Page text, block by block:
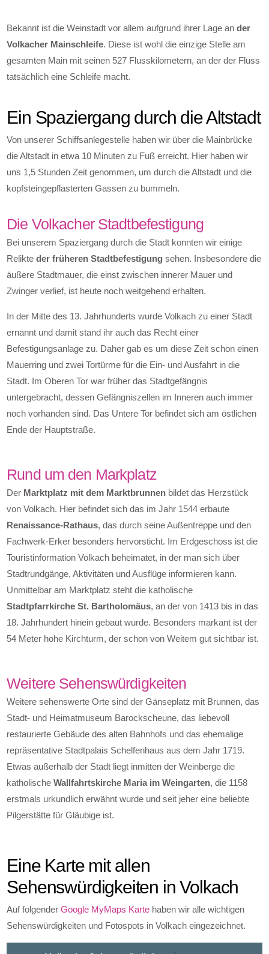
Bekannt ist die Weinstadt vor allem aufgrund ihrer Lage ander
Volkacher Mainschleife. Diese ist wohl die einzige Stelle am
gesamten Main mit seinen 527 Flusskilometern, an der der Fluss
tatsächlich eine Schleife macht.
Ein Spaziergang durch die Altstadt
Von unserer Schiffsanlegestelle haben wir über die Mainbrücke
die Altstadt in etwa 10 Minuten zu Fuß erreicht. Hier haben wir
uns 1,5 Stunden Zeit genommen, um durch die Altstadt und die
kopfsteingepflasterten Gassen zu bummeln.
Die Volkacher Stadtbefestigung
Bei unserem Spaziergang durch die Stadt konnten wir einige
Relikteder früheren Stadtbefestigung sehen. Insbesondere die
äußere Stadtmauer, die einst zwischen innerer Mauer und
Zwinger verlief, ist heute noch weitgehend erhalten.
In der Mitte des 13. Jahrhunderts wurde Volkach zu einer Stadt
ernannt und damit stand ihr auch das Recht einer
Befestigungsanlage zu. Daher gab es um diese Zeit schon einen
Mauerring und zwei Tortürme für die Ein- und Ausfahrt in die
Stadt. Im Oberen Tor war früher das Stadtgefängnis
untergebracht, dessen Gefängniszellen im Inneren auch immer
noch vorhanden sind. Das Untere Tor befindet sich am östlichen
Ende der Hauptstraße.
Rund um den Markplatz
Der Marktplatz mit dem Marktbrunnen bildet das Herzstück
von Volkach. Hier befindet sich das im Jahr 1544 erbaute
Renaissance-Rathaus, das durch seine Außentreppe und den
Fachwerk-Erker besonders hervorsticht. Im Erdgeschoss ist die
Touristinformation Volkach beheimatet, in der man sich über
Stadtrundgänge, Aktivitäten und Ausflüge informieren kann.
Unmittelbar am Marktplatz steht die katholische
Stadtpfarrkirche St. Bartholomäus, an der von 1413 bis in das
18. Jahrhundert hinein gebaut wurde. Besonders markant ist der
54 Meter hohe Kirchturm, der schon von Weitem gut sichtbar ist.
Weitere Sehenswürdigkeiten
Weitere sehenswerte Orte sind der Gänseplatz mit Brunnen, das
Stadt- und Heimatmuseum Barockscheune, das liebevoll
restaurierte Gebäude des alten Bahnhofs und das ehemalige
repräsentative Stadtpalais Schelfenhaus aus dem Jahr 1719.
Etwas außerhalb der Stadt liegt inmitten der Weinberge die
katholischeWallfahrtskirche Maria im Weingarten, die 1158
erstmals urkundlich erwähnt wurde und seit jeher eine beliebte
Pilgerstätte für Gläubige ist.
Eine Karte mit allen
Sehenswürdigkeiten in Volkach
Auf folgenderGoogle MyMaps Karte haben wir alle wichtigen
Sehenswürdigkeiten und Fotospots in Volkach eingezeichnet.